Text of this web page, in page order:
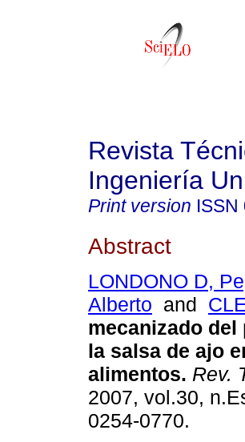
Revista
Ingeniería
Print version ISSN
Abstract
LONDONO D,
Alberto and
mecanizado
la salsa de ajo
alimentos. Rev.
2007, vol.30,
0254-0770.